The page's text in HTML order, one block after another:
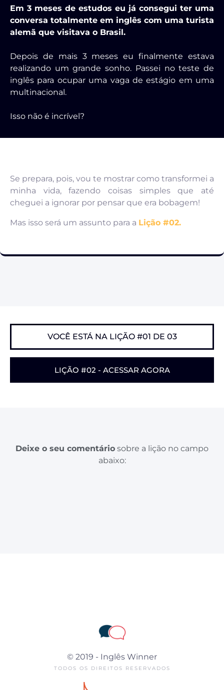
Em 3 meses de estudos eu já consegui ter uma
conversa totalmente em inglês com uma turista
alemã que visitava o Brasil.
Depois de mais 3 meses eu finalmente estava
realizando um grande sonho. Passei no teste de
inglês para ocupar uma vaga de estágio em uma
multinacional.
Isso não é incrível?
Se prepara, pois, vou te mostrar como transformei a
minha vida, fazendo coisas simples que até
cheguei a ignorar por pensar que era bobagem!
Mas isso será um assunto para a Lição #02.
VOCÊ ESTÁ NA LIÇÃO #01 DE 03
LIÇÃO #02 - ACESSAR AGORA
Deixe o seu comentário sobre a lição no campo
abaixo:
© 2019 - Inglês Winner
TODOS OS DIREITOS RESERVADOS